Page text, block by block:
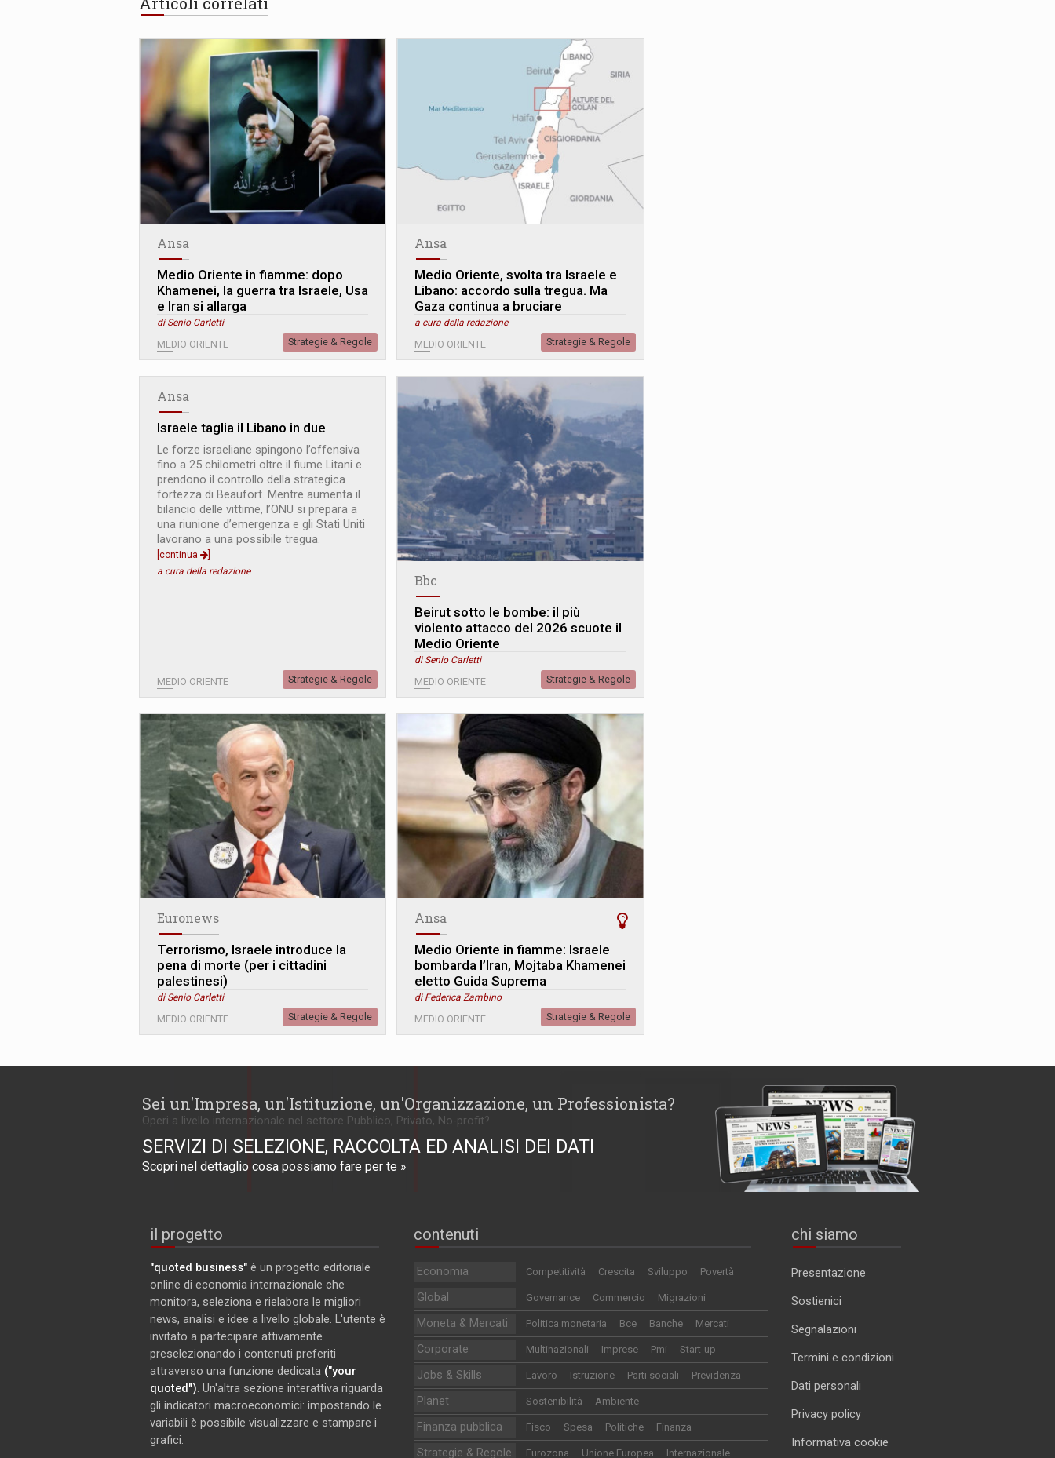
Ansa
Medio Oriente in fiamme: dopo
Khamenei, la guerra tra Israele, Usa
e Iran si allarga
di Senio Carletti
MEDIO ORIENTE Strategie & Regole
Ansa
Medio Oriente, svolta tra Israele e
Libano: accordo sulla tregua. Ma
Gaza continua a bruciare
a cura della redazione
MEDIO ORIENTE Strategie & Regole
Ansa
Israele taglia il Libano in due
Le forze israeliane spingono l’offensiva
fino a 25 chilometri oltre il fiume Litani e
prendono il controllo della strategica
fortezza di Beaufort. Mentre aumenta il
bilancio delle vittime, l’ONU si prepara a
una riunione d’emergenza e gli Stati Uniti
lavorano a una possibile tregua.
[continua
a cura della redazione
MEDIO ORIENTE Strategie & Regole
Bbc
Beirut sotto le bombe: il più
violento attacco del 2026 scuote il
Medio Oriente
di Senio Carletti
MEDIO ORIENTE Strategie & Regole
Euronews
Terrorismo, Israele introduce la
pena di morte (per i cittadini
palestinesi)
di Senio Carletti
MEDIO ORIENTE Strategie & Regole
Ansa
Medio Oriente in fiamme: Israele
bombarda l’Iran, Mojtaba Khamenei
eletto Guida Suprema
di Federica Zambino
MEDIO ORIENTE Strategie & Regole
Sei un'Impresa, un'Istituzione, un'Organizzazione, un Professionista?
Operi a livello internazionale nel settore Pubblico, Privato, No-profit?
SERVIZI DI SELEZIONE, RACCOLTA ED ANALISI DEI DATI
Scopri nel dettaglio cosa possiamo fare per te »
il progetto
"quoted business" è un progetto editoriale
online di economia internazionale che
monitora, seleziona e rielabora le migliori
news, analisi e idee a livello globale. L'utente è
invitato a partecipare attivamente
preselezionando i contenuti preferiti
attraverso una funzione dedicata ("your
quoted"). Un'altra sezione interattiva riguarda
gli indicatori macroeconomici: impostando le
variabili è possibile visualizzare e stampare i
grafici.
contenuti
Economia Competitività Crescita Sviluppo Povertà
Global Governance Commercio Migrazioni
Moneta & Mercati Politica monetaria Bce Banche Mercati
Corporate Multinazionali Imprese Pmi Start-up
Jobs & Skills Lavoro Istruzione Parti sociali Previdenza
Planet Sostenibilità Ambiente
Finanza pubblica Fisco Spesa Politiche Finanza
Strategie & Regole Eurozona Unione Europea Internazionale
chi siamo
Presentazione
Sostienici
Segnalazioni
Termini e condizioni
Dati personali
Privacy policy
Informativa cookie